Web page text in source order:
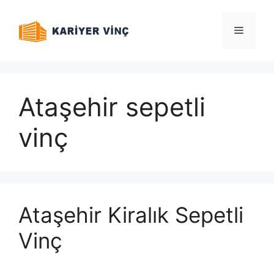
Menü
Ataşehir sepetli
vinç
Ataşehir Kiralık Sepetli
Vinç